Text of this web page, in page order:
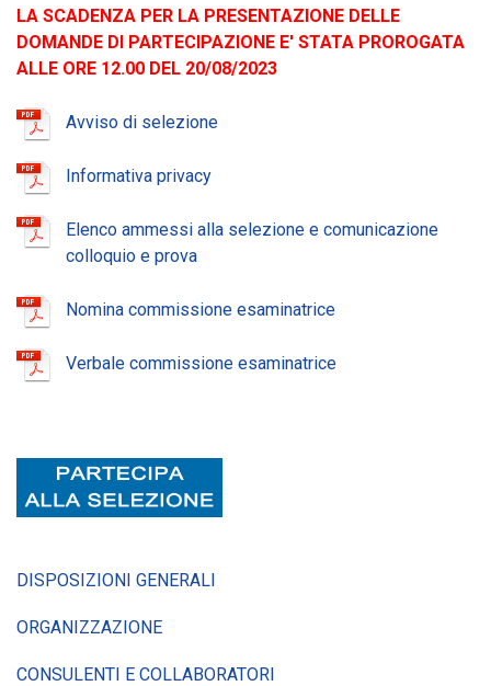
LA SCADENZA PER LA PRESENTAZIONE DELLE
DOMANDE DI PARTECIPAZIONE E' STATA PROROGATA
ALLE ORE 12.00 DEL 20/08/2023
Avviso di selezione
Informativa privacy
Elenco ammessi alla selezione e comunicazione
colloquio e prova
Nomina commissione esaminatrice
Verbale commissione esaminatrice
DISPOSIZIONI GENERALI
ORGANIZZAZIONE
CONSULENTI E COLLABORATORI